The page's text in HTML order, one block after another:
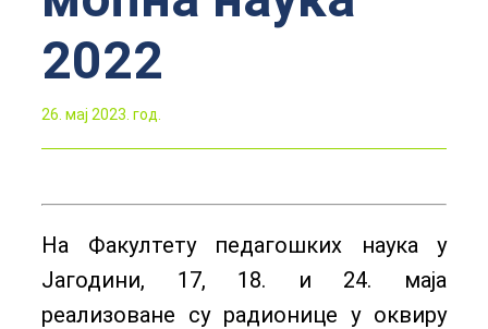
2022
26. мај 2023. год.
На Факултету педагошких наука у
Јагодини, 17, 18. и 24. маја
реализоване су радионице у оквиру